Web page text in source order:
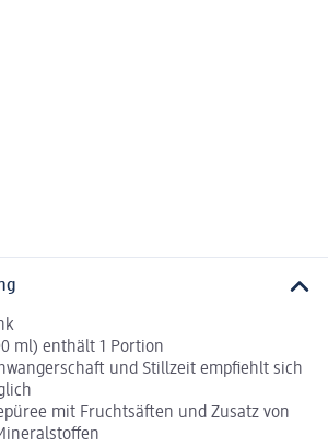
ml) enthält 1 Portion
und Stillzeit empfiehlt sich
mit Fruchtsäften und Zusatz von